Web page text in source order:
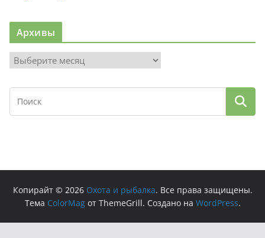
Архивы
х
в
Копирайт © 2026 Охота и рыбалка. Все права защищены.
Тема ColorMagот ThemeGrill. Создано на WordPress.